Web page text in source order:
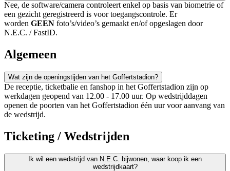
Nee, de software/camera controleert enkel op basis van biometrie of
een gezicht geregistreerd is voor toegangscontrole. Er
worden GEEN foto’s/video’s gemaakt en/of opgeslagen door
N.E.C. / FastID.
Algemeen
Wat zijn de openingstijden van het Goffertstadion?
De receptie, ticketbalie en fanshop in het Goffertstadion zijn op
werkdagen geopend van 12.00 - 17.00 uur. Op wedstrijddagen
openen de poorten van het Goffertstadion één uur voor aanvang van
de wedstrijd.
Ticketing / Wedstrijden
Ik wil een wedstrijd van N.E.C. bijwonen, waar koop ik een
wedstrijdkaart?